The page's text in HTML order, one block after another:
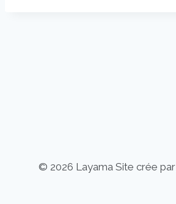
© 2026 Layama Site crée par